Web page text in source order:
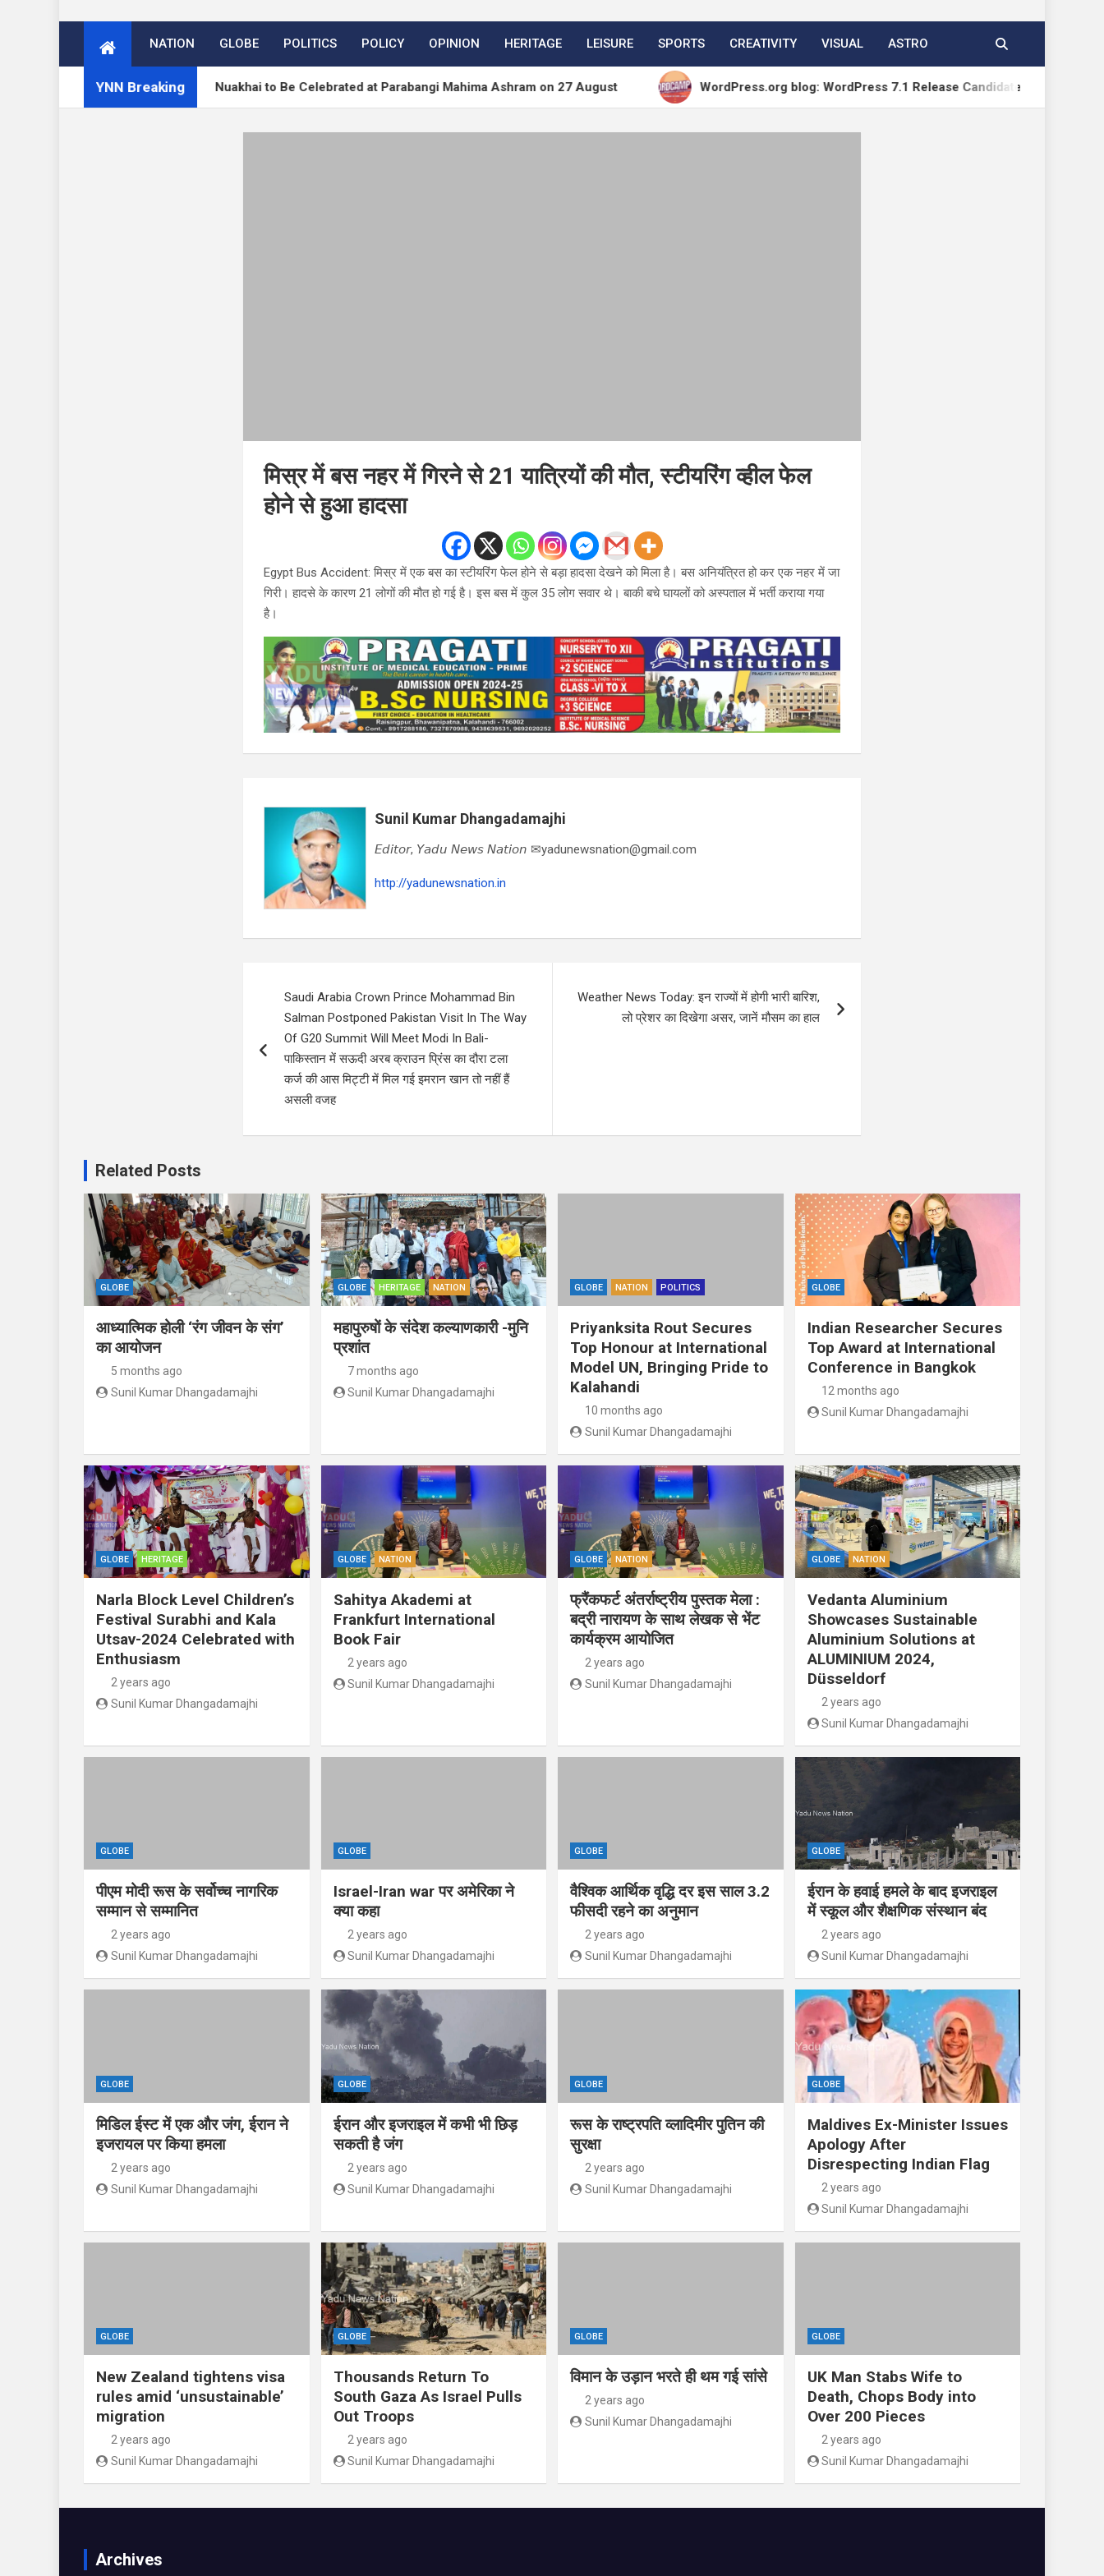
NATION GLOBE POLITICS POLICY OPINION HERITAGE LEISURE SPORTS CREATIVITY VISUAL ASTRO
YNN BreakingNuakhai to Be Celebrated at Parabangi Mahima Ashram on 27 August WordPress.org blog: WordPress 7.1 Release Candidate 1
मिस्र में बस नहर में गिरने से 21 यात्रियों की मौत, स्टीयरिंग व्हील फेल
होने से हुआ हादसा
Egypt Bus Accident: मिस्र में एक बस का स्टीयरिंग फेल होने से बड़ा हादसा देखने को मिला है। बस अनियंत्रित हो कर एक नहर में जा
गिरी। हादसे के कारण 21 लोगों की मौत हो गई है। इस बस में कुल 35 लोग सवार थे। बाकी बचे घायलों को अस्पताल में भर्ती कराया गया
है।
Sunil Kumar Dhangadamajhi
𝘌𝘥𝘪𝘵𝘰𝘳, 𝘠𝘢𝘥𝘶 𝘕𝘦𝘸𝘴 𝘕𝘢𝘵𝘪𝘰𝘯 ✉yadunewsnation@gmail.com
http://yadunewsnation.in
navigation
Saudi Arabia Crown Prince Mohammad Bin
Salman Postponed Pakistan Visit In The Way
Of G20 Summit Will Meet Modi In Bali-
पाकिस्तान में सऊदी अरब क्राउन प्रिंस का दौरा टला
कर्ज की आस मिट्टी में मिल गई इमरान खान तो नहीं हैं
असली वजह
Weather News Today: इन राज्यों में होगी भारी बारिश,
लो प्रेशर का दिखेगा असर, जानें मौसम का हाल
Related Posts
GLOBE
आध्यात्मिक होली ‘रंग जीवन के संग’
का आयोजन
5 months ago
Sunil Kumar Dhangadamajhi
GLOBE HERITAGE NATION
महापुरुषों के संदेश कल्याणकारी -मुनि
प्रशांत
7 months ago
Sunil Kumar Dhangadamajhi
GLOBE NATION POLITICS
Priyanksita Rout Secures
Top Honour at International
Model UN, Bringing Pride to
Kalahandi
10 months ago
Sunil Kumar Dhangadamajhi
GLOBE
Indian Researcher Secures
Top Award at International
Conference in Bangkok
12 months ago
Sunil Kumar Dhangadamajhi
GLOBE HERITAGE
Narla Block Level Children’s
Festival Surabhi and Kala
Utsav-2024 Celebrated with
Enthusiasm
2 years ago
Sunil Kumar Dhangadamajhi
GLOBE NATION
Sahitya Akademi at
Frankfurt International
Book Fair
2 years ago
Sunil Kumar Dhangadamajhi
GLOBE NATION
फ्रैंकफर्ट अंतर्राष्ट्रीय पुस्तक मेला :
बद्री नारायण के साथ लेखक से भेंट
कार्यक्रम आयोजित
2 years ago
Sunil Kumar Dhangadamajhi
GLOBE NATION
Vedanta Aluminium
Showcases Sustainable
Aluminium Solutions at
ALUMINIUM 2024,
Düsseldorf
2 years ago
Sunil Kumar Dhangadamajhi
GLOBE
पीएम मोदी रूस के सर्वोच्च नागरिक
सम्मान से सम्मानित
2 years ago
Sunil Kumar Dhangadamajhi
GLOBE
Israel-Iran war पर अमेरिका ने
क्या कहा
2 years ago
Sunil Kumar Dhangadamajhi
GLOBE
वैश्विक आर्थिक वृद्धि दर इस साल 3.2
फीसदी रहने का अनुमान
2 years ago
Sunil Kumar Dhangadamajhi
GLOBE
ईरान के हवाई हमले के बाद इजराइल
में स्कूल और शैक्षणिक संस्थान बंद
2 years ago
Sunil Kumar Dhangadamajhi
GLOBE
मिडिल ईस्ट में एक और जंग, ईरान ने
इजरायल पर किया हमला
2 years ago
Sunil Kumar Dhangadamajhi
GLOBE
ईरान और इजराइल में कभी भी छिड़
सकती है जंग
2 years ago
Sunil Kumar Dhangadamajhi
GLOBE
रूस के राष्ट्रपति व्लादिमीर पुतिन की
सुरक्षा
2 years ago
Sunil Kumar Dhangadamajhi
GLOBE
Maldives Ex-Minister Issues
Apology After
Disrespecting Indian Flag
2 years ago
Sunil Kumar Dhangadamajhi
GLOBE
New Zealand tightens visa
rules amid ‘unsustainable’
migration
2 years ago
Sunil Kumar Dhangadamajhi
GLOBE
Thousands Return To
South Gaza As Israel Pulls
Out Troops
2 years ago
Sunil Kumar Dhangadamajhi
GLOBE
विमान के उड़ान भरते ही थम गई सांसे
2 years ago
Sunil Kumar Dhangadamajhi
GLOBE
UK Man Stabs Wife to
Death, Chops Body into
Over 200 Pieces
2 years ago
Sunil Kumar Dhangadamajhi
Archives